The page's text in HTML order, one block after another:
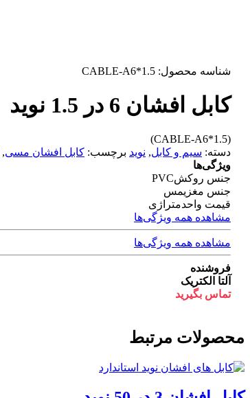
شناسه محصول: CABLE-A6*1.5
کابل افشان 6 در 1.5 نوید
(CABLE-A6*1.5)
دسته: سیم و کابل, نوید برچسب: کابل افشان مسی,
ویژگی‌ها
جنس روکشPVC
جنس مغزیمس
قیمت واحدمتراژی
مشاهده همه ویژگی‌ها
مشاهده همه ویژگی‌ها
فروشنده
آلتا الکتریک
تماس بگیرید
محصولات مرتبط